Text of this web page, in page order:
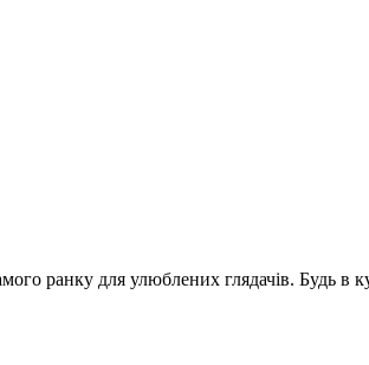
ранку для улюблених глядачів. Будь в